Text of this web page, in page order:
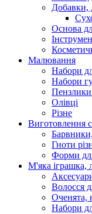
Добавки,
Основа
Малювання
Набори
Набори
Пензлики
Олівці
Різне
Виготовлення
Гноти
Форми
М'яка іграшка,
Волосся
Оченята,
Набори